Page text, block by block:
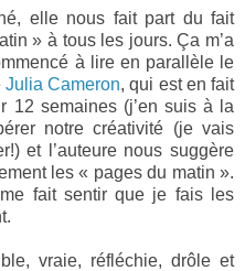
elle nous fait part du fait
» à tous les jours. Ça m’a
à lire en parallèle le
Julia Cameron, qui est en fait
12 semaines (j’en suis à la
notre créativité (je vais
et l’auteure nous suggère
les « pages du matin ».
fait sentir que je fais les
vraie, réfléchie, drôle et